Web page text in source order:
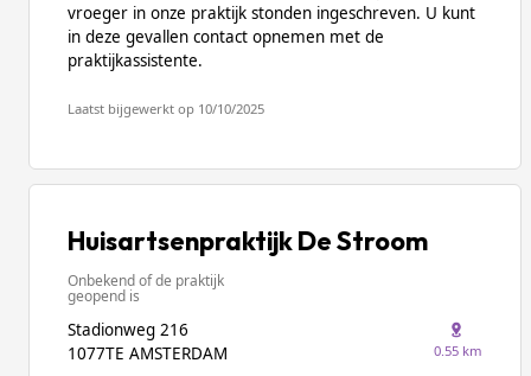
vroeger in onze praktijk stonden ingeschreven. U kunt
in deze gevallen contact opnemen met de
praktijkassistente.
Laatst bijgewerkt op 10/10/2025
Huisartsenpraktijk De Stroom
Onbekend of de praktijk
geopend is
Stadionweg 216
1077TE AMSTERDAM
0.55 km